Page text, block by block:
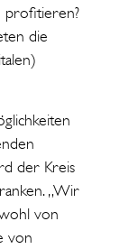
profitieren?
die
der Kreis
„Wir
von
von